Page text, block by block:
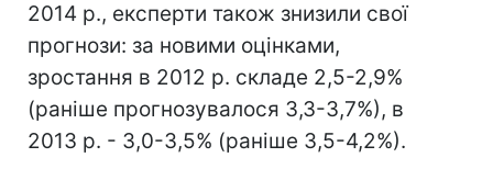
2014 р., експерти також знизили свої
прогнози: за новими оцінками,
зростання в 2012 р. складе 2,5-2,9%
(раніше прогнозувалося 3,3-3,7%), в
2013 р. - 3,0-3,5% (раніше 3,5-4,2%).